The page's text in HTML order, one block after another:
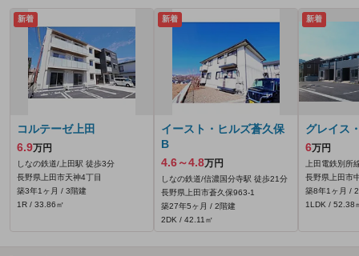
新着
コルテーゼ上田
6.9万円
しなの鉄道/上田駅 徒歩3分
長野県上田市天神4丁目
築3年1ヶ月 / 3階建
1R / 33.86㎡
新着
イースト・ヒルズ蒼久保
B
4.6～4.8万円
しなの鉄道/信濃国分寺駅 徒歩21分
長野県上田市蒼久保963‐1
築27年5ヶ月 / 2階建
2DK / 42.11㎡
新着
グレイス
6万円
上田電鉄別所
長野県上田市
築8年1ヶ月 /
1LDK / 52.38